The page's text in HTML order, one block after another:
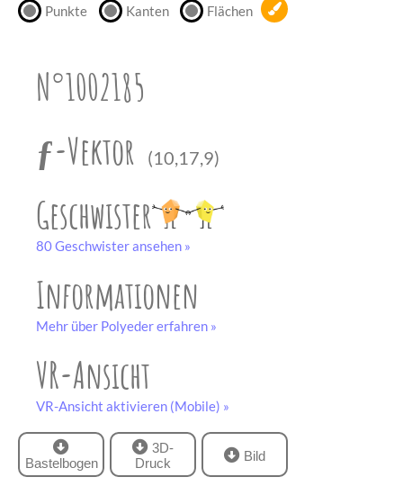
Punkte Kanten Flächen
N°1002185
ƒ-Vektor
(10,17,9)
Geschwister
80 Geschwister ansehen »
Informationen
Mehr über Polyeder erfahren »
VR-Ansicht
VR-Ansicht aktivieren (Mobile) »
Bastelbogen
Bastelbogen
3D-
Druck
unserem
Bild